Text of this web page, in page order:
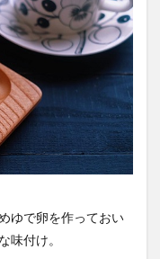
ゆで卵を作っておい
味付け。